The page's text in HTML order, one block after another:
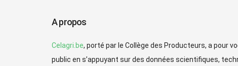
A propos
Celagri.be, porté par le Collège des Producteurs, a pour
public en s’appuyant sur des données scientifiques,